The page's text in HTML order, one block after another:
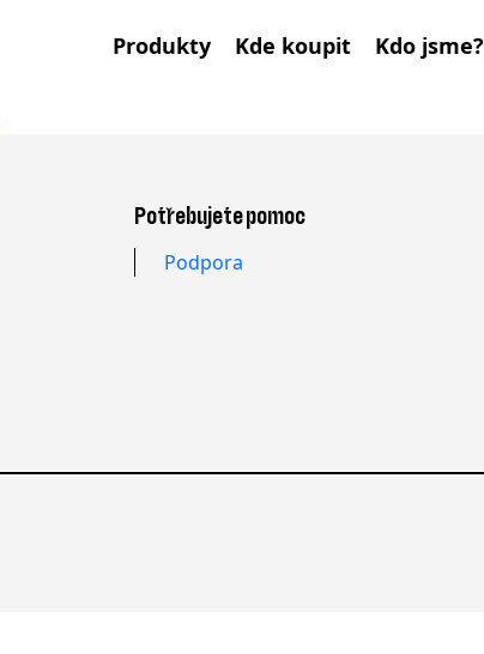
Produkty Kde koupit Kdo jsme?
Potřebujete pomoc
Podpora